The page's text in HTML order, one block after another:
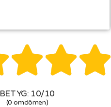

BETYG: 10/10
(0 omdömen)